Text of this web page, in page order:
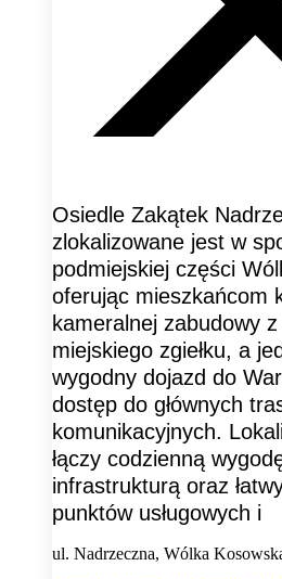
Osiedle Zakątek
zlokalizowane jest w
podmiejskiej części
oferując mieszkańcom
kameralnej zabudowy z
miejskiego zgiełku, a
wygodny dojazd do
dostęp do głównych
komunikacyjnych.
łączy codzienną
infrastrukturą oraz
punktów usługowych i
ul. Nadrzeczna, Wólka